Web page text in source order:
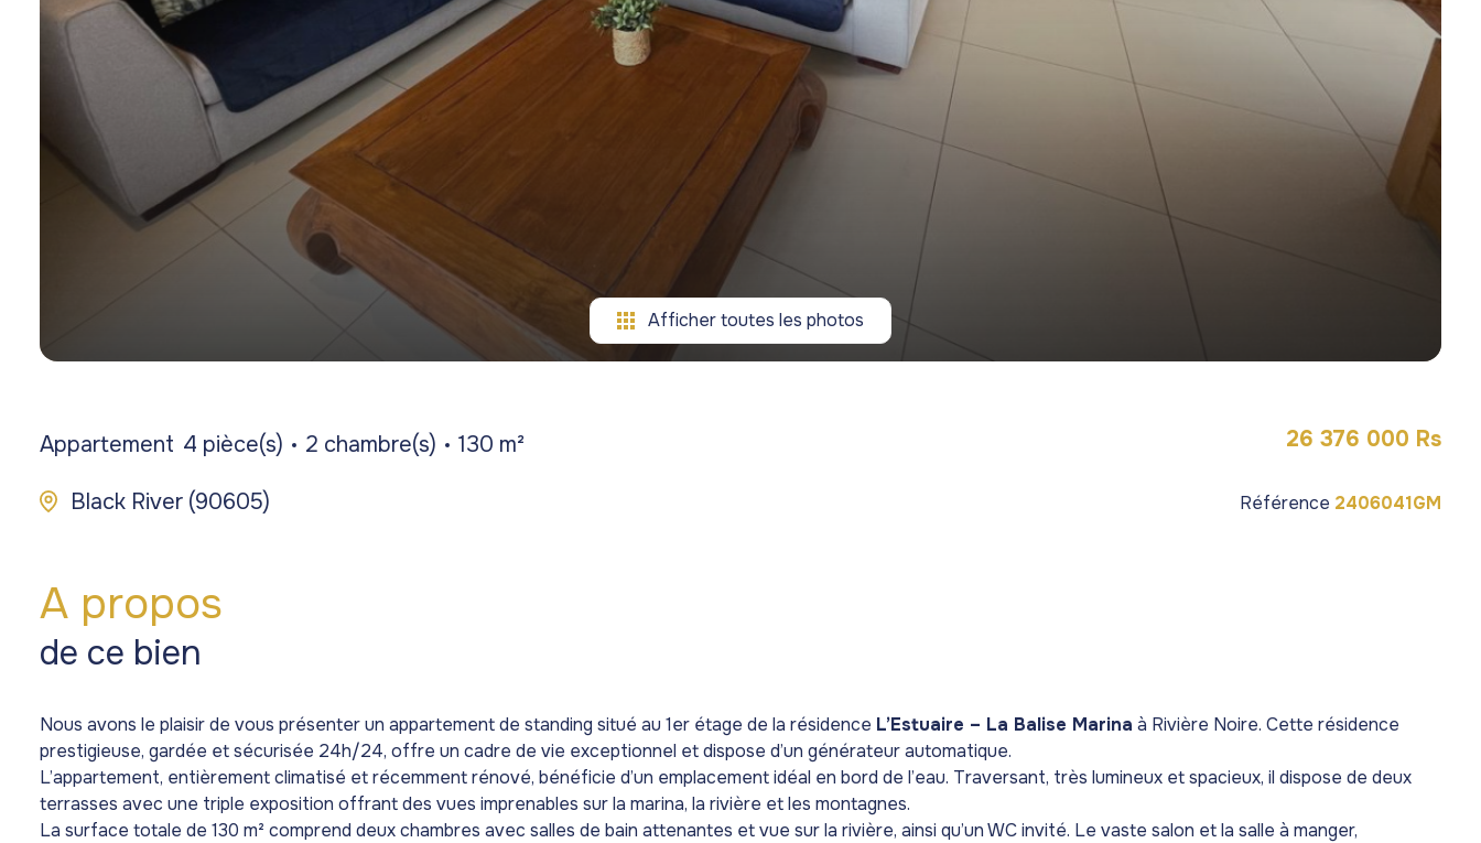
Afficher toutes les photos
Appartement 4 pièce(s) 2 chambre(s) 130 m²
Black River (90605)
26 376 000 Rs
Référence 2406041GM
A propos
de ce bien
Nous avons le plaisir de vous présenter un appartement de standing situé au 1er étage de la résidence L’Estuaire – La Balise Marina à Rivière Noire. Cette résidence
prestigieuse, gardée et sécurisée 24h/24, offre un cadre de vie exceptionnel et dispose d’un générateur automatique.
L’appartement, entièrement climatisé et récemment rénové, bénéficie d’un emplacement idéal en bord de l’eau. Traversant, très lumineux et spacieux, il dispose de deux
terrasses avec une triple exposition offrant des vues imprenables sur la marina, la rivière et les montagnes.
La surface totale de 130 m² comprend deux chambres avec salles de bain attenantes et vue sur la rivière, ainsi qu’un WC invité. Le vaste salon et la salle à manger,